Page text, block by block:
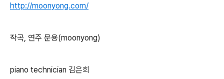
http://moonyong.com/
작곡, 연주 문용(moonyong)
piano technician 김은희